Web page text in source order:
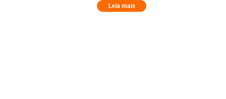
Leia mais